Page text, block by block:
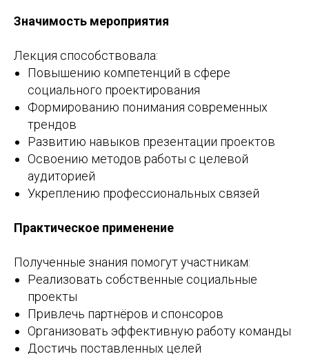
Значимость мероприятия
Лекция способствовала:
Повышению компетенций в сфере
социального проектирования
Формированию понимания современных
трендов
Развитию навыков презентации проектов
Освоению методов работы с целевой
аудиторией
Укреплению профессиональных связей
Практическое применение
Полученные знания помогут участникам:
Реализовать собственные социальные
проекты
Привлечь партнёров и спонсоров
Организовать эффективную работу команды
Достичь поставленных целей